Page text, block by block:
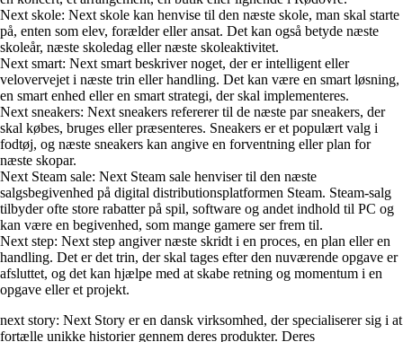
Next skole: Next skole kan henvise til den næste skole, man skal starte
på, enten som elev, forælder eller ansat. Det kan også betyde næste
skoleår, næste skoledag eller næste skoleaktivitet.
Next smart: Next smart beskriver noget, der er intelligent eller
velovervejet i næste trin eller handling. Det kan være en smart løsning,
en smart enhed eller en smart strategi, der skal implementeres.
Next sneakers: Next sneakers refererer til de næste par sneakers, der
skal købes, bruges eller præsenteres. Sneakers er et populært valg i
fodtøj, og næste sneakers kan angive en forventning eller plan for
næste skopar.
Next Steam sale: Next Steam sale henviser til den næste
salgsbegivenhed på digital distributionsplatformen Steam. Steam-salg
tilbyder ofte store rabatter på spil, software og andet indhold til PC og
kan være en begivenhed, som mange gamere ser frem til.
Next step: Next step angiver næste skridt i en proces, en plan eller en
handling. Det er det trin, der skal tages efter den nuværende opgave er
afsluttet, og det kan hjælpe med at skabe retning og momentum i en
opgave eller et projekt.
next story: Next Story er en dansk virksomhed, der specialiserer sig i at
fortælle unikke historier gennem deres produkter. Deres